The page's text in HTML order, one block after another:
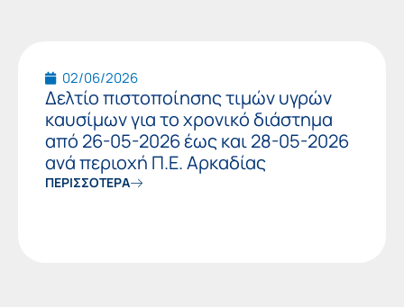
02/06/2026
Δελτίο πιστοποίησης τιμών υγρών
καυσίμων για το χρονικό διάστημα
από 26-05-2026 έως και 28-05-2026
ανά περιοχή Π.Ε. Αρκαδίας
ΠΕΡΙΣΣΟΤΕΡΑ